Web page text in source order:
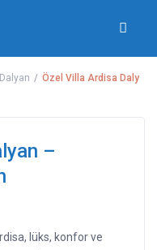
Özel Villa Ardisa Daly
–
lüks, konfor ve